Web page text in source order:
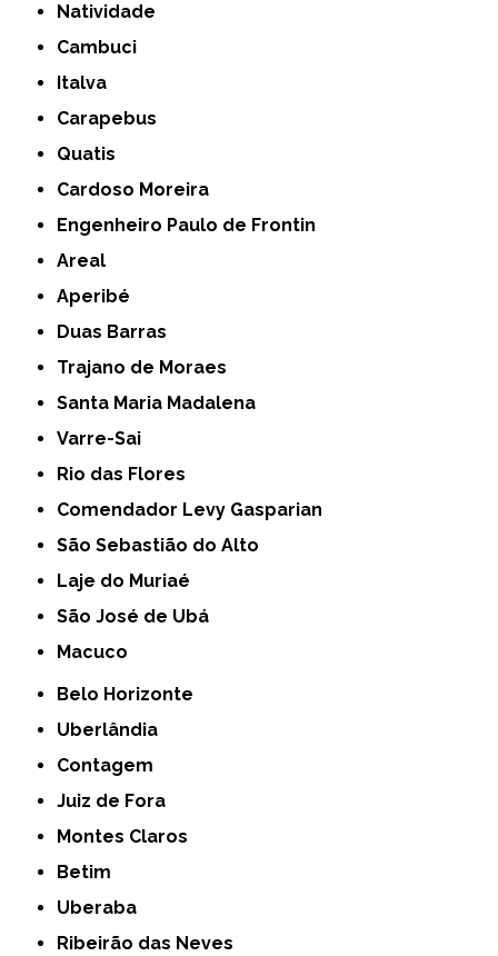
Natividade
Cambuci
Italva
Carapebus
Quatis
Cardoso Moreira
Engenheiro Paulo de Frontin
Areal
Aperibé
Duas Barras
Trajano de Moraes
Santa Maria Madalena
Varre-Sai
Rio das Flores
Comendador Levy Gasparian
São Sebastião do Alto
Laje do Muriaé
São José de Ubá
Macuco
Belo Horizonte
Uberlândia
Contagem
Juiz de Fora
Montes Claros
Betim
Uberaba
Ribeirão das Neves